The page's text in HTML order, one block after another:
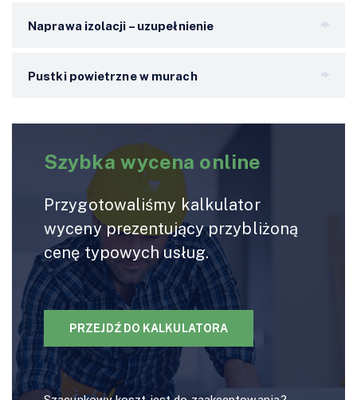
Naprawa izolacji – uzupełnienie
Pustki powietrzne w murach
Szybka wycena online
Przygotowaliśmy kalkulator
wyceny prezentujący przybliżoną
cenę typowych usług.
PRZEJDŹ DO KALKULATORA